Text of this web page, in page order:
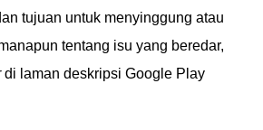
tujuan untuk menyinggung atau
tentang isu yang beredar,
di laman deskripsi Google Play